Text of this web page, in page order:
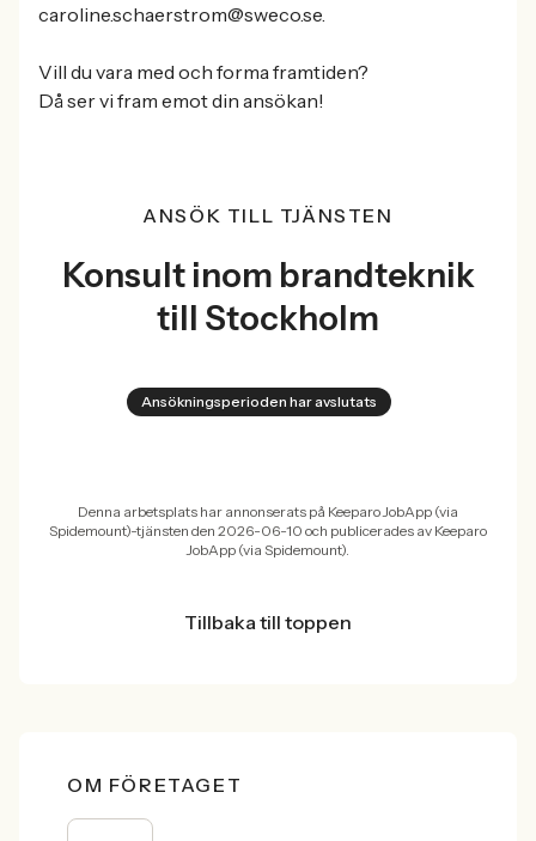
caroline.schaerstrom@sweco.se.
Vill du vara med och forma framtiden?
Då ser vi fram emot din ansökan!
ANSÖK TILL TJÄNSTEN
Konsult inom brandteknik
till Stockholm
Ansökningsperioden har avslutats
Denna arbetsplats har annonserats på Keeparo JobApp (via
Spidemount)-tjänsten den 2026-06-10 och publicerades av Keeparo
JobApp (via Spidemount).
Tillbaka till toppen
OM FÖRETAGET